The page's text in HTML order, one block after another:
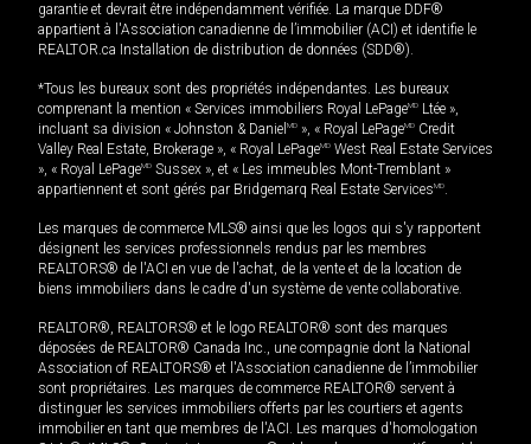
garantie et devrait être indépendamment vérifiée. La marque DDF®
appartient à l'Association canadienne de l’immobilier (ACI) et identifie le
REALTOR.ca Installation de distribution de données (SDD®).
*Tous les bureaux sont des propriétés indépendantes. Les bureaux
comprenant la mention « Services immobiliers Royal LePageMD Ltée »,
incluant sa division « Johnston & Daniel MD », « Royal LePageMD Credit
Valley Real Estate, Brokerage », « Royal LePageMD West Real Estate Services
», « Royal LePageMD Sussex », et « Les immeubles Mont-Tremblant »
appartiennent et sont gérés par Bridgemarq Real Estate ServicesMD.
Les marques de commerce MLS® ainsi que les logos qui s'y rapportent
désignent les services professionnels rendus par les membres
REALTORS® de l'ACI en vue de l'achat, de la vente et de la location de
biens immobiliers dans le cadre d'un système de vente collaborative.
REALTOR®, REALTORS® et le logo REALTOR® sont des marques
déposées de REALTOR® Canada Inc., une compagnie dont la National
Association of REALTORS® et l'Association canadienne de l’immobilier
sont propriétaires. Les marques de commerce REALTOR® servent à
distinguer les services immobiliers offerts par les courtiers et agents
immobilier en tant que membres de l'ACI. Les marques d'homologation